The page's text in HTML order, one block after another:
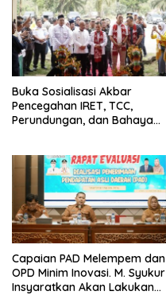
Buka Sosialisasi Akbar
Pencegahan IRET, TCC,
Perundungan, dan Bahaya
bisa jaga diri, 60% masa
depan sudah ada di tangan”
Capaian PAD Melempem dan
OPD Minim Inovasi. M. Syukur
Insyaratkan Akan Lakukan